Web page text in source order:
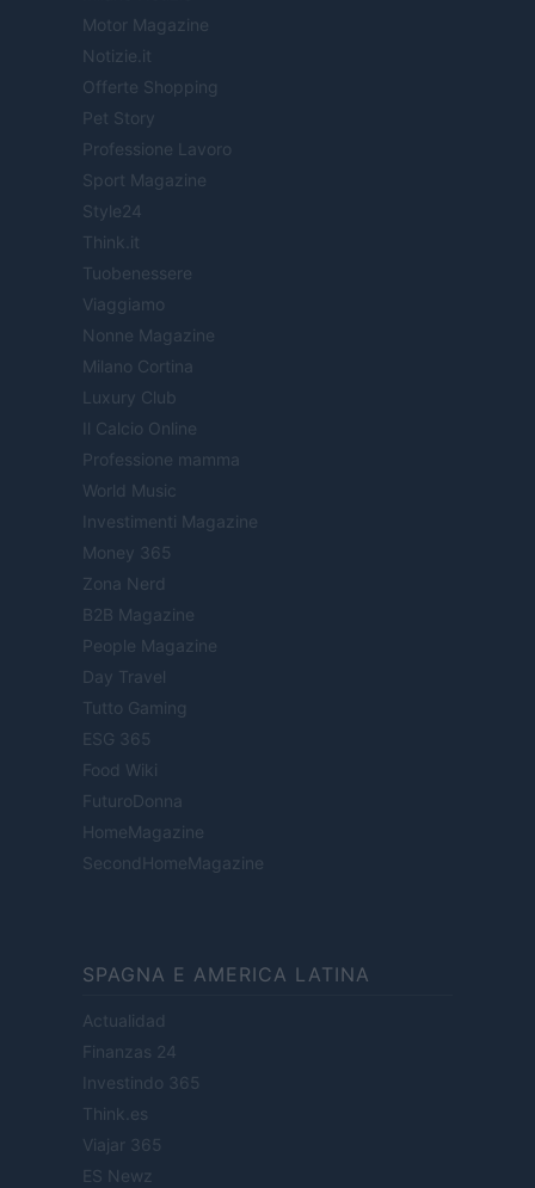
Motor Magazine
Notizie.it
Offerte Shopping
Pet Story
Professione Lavoro
Sport Magazine
Style24
Think.it
Tuobenessere
Viaggiamo
Nonne Magazine
Milano Cortina
Luxury Club
Il Calcio Online
Professione mamma
World Music
Investimenti Magazine
Money 365
Zona Nerd
B2B Magazine
People Magazine
Day Travel
Tutto Gaming
ESG 365
Food Wiki
FuturoDonna
HomeMagazine
SecondHomeMagazine
SPAGNA E AMERICA LATINA
Actualidad
Finanzas 24
Investindo 365
Think.es
Viajar 365
ES Newz